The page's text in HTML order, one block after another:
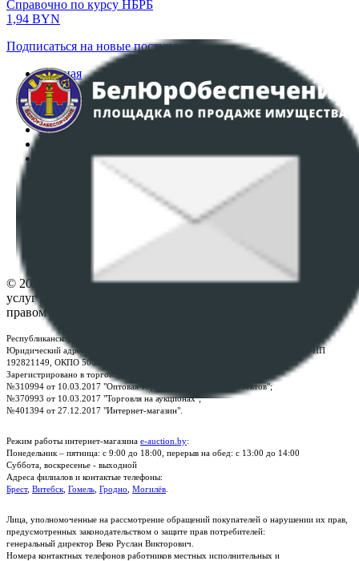
Справочно по курсу НБРБ
1,94 BYN
Подписаться на новые поступления
Главная
Аукционы
Интернет-магазин
Регламент организации и проведения торгов
Политика в отношении обработки персональных
ПОЛОЖЕНИЕ О ПОЛИТИКЕ ОБРАБОТКИ COOKIE-
Настройки cookie-файлов
© 2026 Республиканское унитарное предприятие по оказанию
услуг "БелЮрОбеспечение" - Все права защищены авторским
правом
Республиканское унитарное предприятие по оказанию услуг "БелЮрОбеспечение"
Юридический адрес: г. Минск, пр-т. Дзержинского, 1Б, e-mail:
, УНП
192821149, ОКПО 500111895000
Зарегистрировано в торговом реестре Республики Беларусь:
№310994 от 10.03.2017 "Оптовая торговля без торговых объектов";
№370993 от 10.03.2017 "Торговля на аукционах";
№401394 от 27.12.2017 "Интернет-магазин".
Режим работы интернет-магазина e-auction.by:
Понедельник – пятница: с 9:00 до 18:00, перерыв на обед: с 13:00 до 14:00
Суббота, воскресенье - выходной
Адреса филиалов и контактые телефоны:
Брест, Витебск Гомель Гродно Могилёв
Лица, уполномоченные на рассмотрение обращений покупателей о нарушении их прав,
предусмотренных законодательством о защите прав потребителей:
генеральный директор Веко Руслан Викторович.
Номера контактных телефонов работников местных исполнительных и